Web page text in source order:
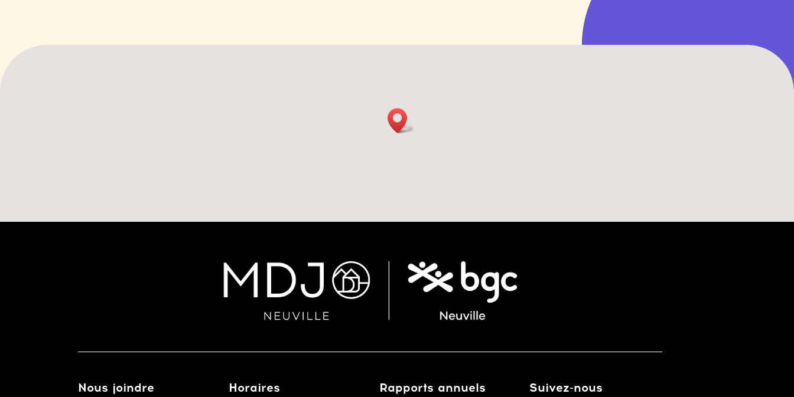
Nous joindre Horaires Rapports annuels Suivez-nous